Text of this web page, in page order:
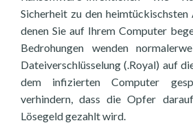
Sicherheit zu den
denen Sie auf Ihrem Computer
Bedrohungen wenden
Dateiverschlüsselung (.Royal) auf
dem infizierten Computer
verhindern, dass die Opfer
Lösegeld gezahlt wird.